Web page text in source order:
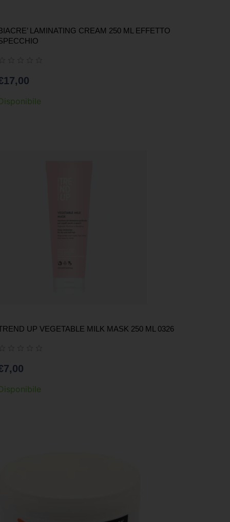
LAMINATING CREAM 250 ML EFFETTO
17,00
UP VEGETABLE MILK MASK 250 ML 0326
7,00